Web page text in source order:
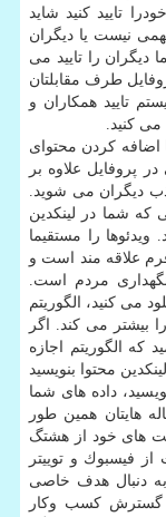
تایید كنید شاید
نیست یا دیگران
دیگران را تایید می
طرف مقابلتان
تایید همكاران و
می كنید.
اضافه كردن محتوای
پروفایل علاوه بر
دیگران می شوید.
كه شما در لینكدین
را مستقیما
فرم علاقه مند است و
مردم است.
می كنید، الگوریتم
بیشتر می كند. اگر
كه الگوریتم اجازه
محتوا بنویسید
داده های شما
هایتان همین طور
های خود از هشتگ
استفاده كنید طرزكار هشتگ در لینكدین متفاوت از فیس‎بوك و توییتر
دنبال هدف خاصی
گسترش كسب وكار